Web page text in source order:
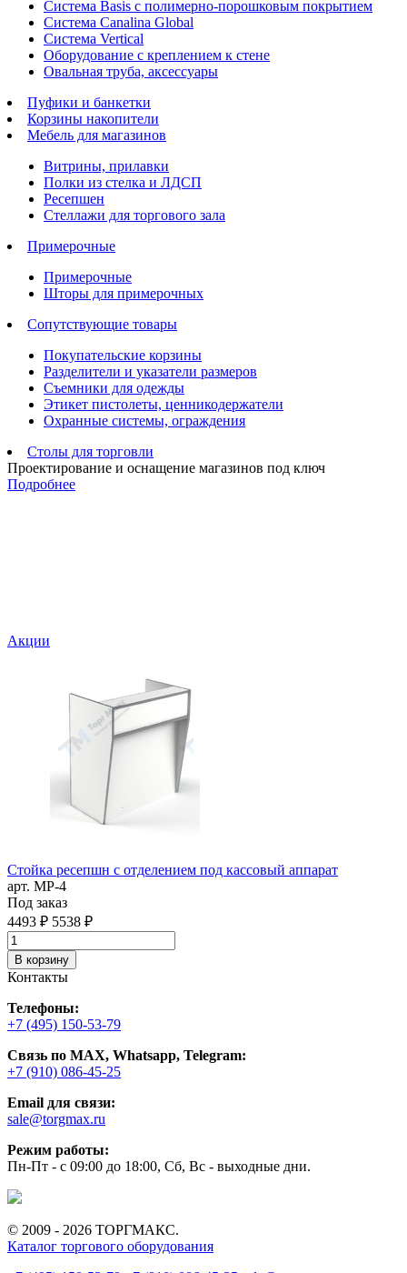
Система Basis с полимерно-порошковым покрытием
Система Canalina Global
Система Vertical
Оборудование с креплением к стене
Овальная труба, аксессуары
Пуфики и банкетки
Корзины накопители
Мебель для магазинов
Витрины, прилавки
Полки из стелка и ЛДСП
Ресепшен
Стеллажи для торгового зала
Примерочные
Примерочные
Шторы для примерочных
Сопутствующие товары
Покупательские корзины
Разделители и указатели размеров
Съемники для одежды
Этикет пистолеты, ценникодержатели
Охранные системы, ограждения
Столы для торговли
Проектирование и оснащение магазинов под ключ
Подробнее
Акции
Стойка ресепшн с отделением под кассовый аппарат
арт. MР-4
Под заказ
4493 ₽ 5538 ₽
В корзину
Контакты
Телефоны:
+7 (495) 150-53-79
Связь по MAX, Whatsapp, Telegram:
+7 (910) 086-45-25
Email для связи:
sale@torgmax.ru
Режим работы:
Пн-Пт - с 09:00 до 18:00, Сб, Вс - выходные дни.
© 2009 - 2026 ТОРГМАКС.
Каталог торгового оборудования